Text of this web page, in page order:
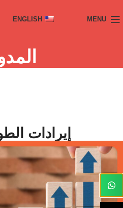
MENU
ENGLISH
إيرادات